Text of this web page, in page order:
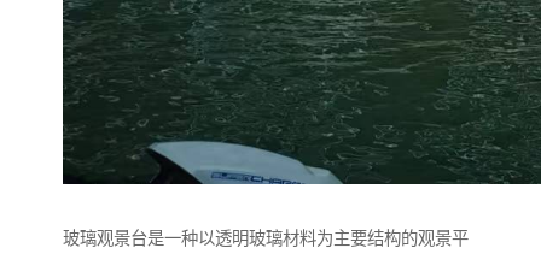
玻璃观景台是一种以透明玻璃材料为主要结构的观景平